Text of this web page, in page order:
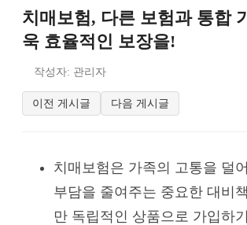
치매보험, 다른 보험과 통합
욱 효율적인 보장을!
작성자: 관리자
이전 게시글 다음 게시글
치매보험은 가족의 고통을 덜
부담을 줄여주는 중요한 대비
만 독립적인 상품으로 가입하